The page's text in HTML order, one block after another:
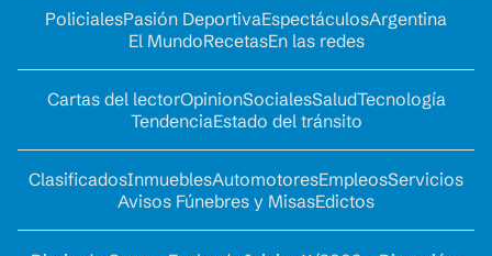
PolicialesPasión DeportivaEspectáculosArgentina
El MundoRecetasEn las redes
Cartas del lectorOpinionSocialesSaludTecnología
TendenciaEstado del tránsito
ClasificadosInmueblesAutomotoresEmpleosServicios
Avisos Fúnebres y MisasEdictos